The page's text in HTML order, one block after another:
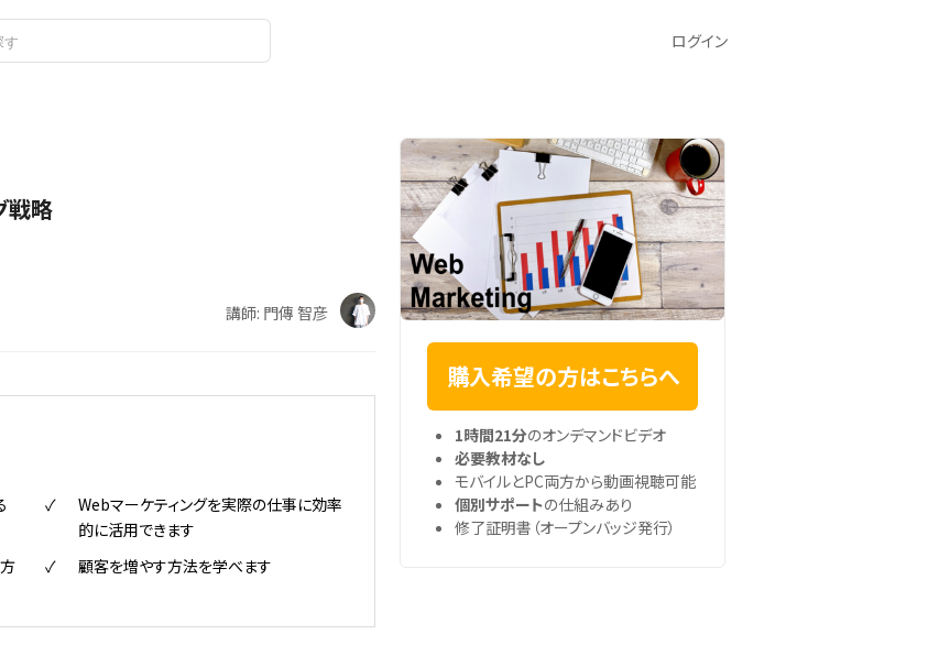
ログイン
戦略
講師: 門傳 智彦
Webマーケティングを実際の仕事に効率
的に活用できます
顧客を増やす方法を学べます
購入希望の方はこちらへ
1時間21分のオンデマンドビデオ
必要教材なし
モバイルとPC両方から動画視聴可能
個別サポートの仕組みあり
修了証明書（オープンバッジ発行）